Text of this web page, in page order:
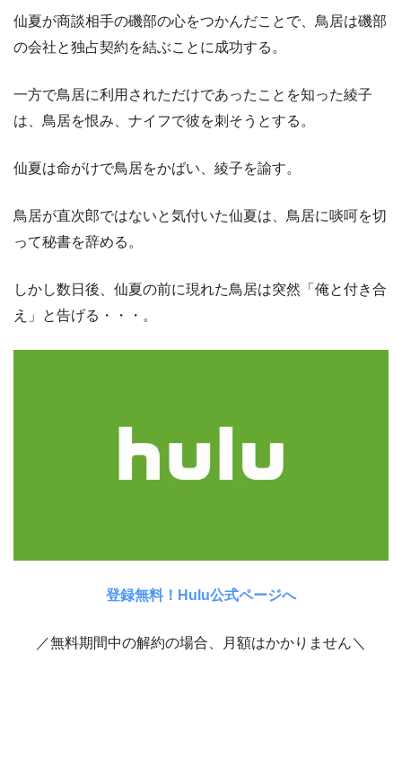
仙夏が商談相手の磯部の心をつかんだことで、鳥居は磯部
の会社と独占契約を結ぶことに成功する。
一方で鳥居に利用されただけであったことを知った綾子
は、鳥居を恨み、ナイフで彼を刺そうとする。
仙夏は命がけで鳥居をかばい、綾子を諭す。
鳥居が直次郎ではないと気付いた仙夏は、鳥居に啖呵を切
って秘書を辞める。
しかし数日後、仙夏の前に現れた鳥居は突然「俺と付き合
え」と告げる・・・。
登録無料！Hulu公式ページへ
／無料期間中の解約の場合、月額はかかりません＼